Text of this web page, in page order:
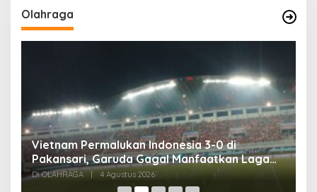
Olahraga
Vietnam Permalukan Indonesia 3-0 di
Pakansari, Garuda Gagal Manfaatkan Laga
Kandang
Di OLAHRAGA | 4 Agustus 2026